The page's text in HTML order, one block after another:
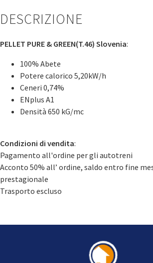
DESCRIZIONE
PELLET PURE & GREEN(T.46) Slovenia:
100% Abete
Potere calorico 5,20kW/h
Ceneri 0,74%
ENplus A1
Densità 650 kG/mc
Condizioni di vendita:
Pagamento all'ordine per gli autotreni
Acconto 50% all’ ordine, saldo entro fine
prestagionale
Trasporto escluso